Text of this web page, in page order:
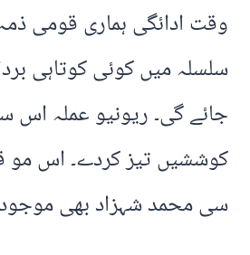
وقت ادائگی ہماری قومی
سلسلہ میں کوئی کوتاہی
جائے گی۔ ریونیو عملہ اس
کوششیں تیز کردے۔ اس مو
سی محمد شہزاد بھی